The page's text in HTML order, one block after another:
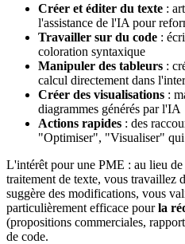
Créer et éditer du texte :
l'assistance de l'IA pour
Travailler sur du code :
coloration syntaxique
Manipuler des tableurs :
calcul directement dans
Créer des visualisations :
diagrammes générés par l'IA
Actions rapides : des
"Optimiser", "Visualiser" qui
L'intérêt pour une PME : au lieu
traitement de texte, vous travaillez
suggère des modifications, vous
particulièrement efficace pourla
(propositions commerciales,
de code.